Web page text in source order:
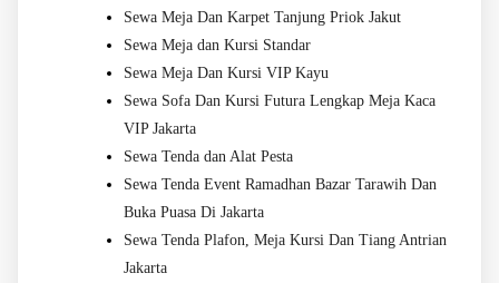
Sewa Meja Dan Karpet Tanjung Priok Jakut
Sewa Meja dan Kursi Standar
Sewa Meja Dan Kursi VIP Kayu
Sewa Sofa Dan Kursi Futura Lengkap Meja Kaca
VIP Jakarta
Sewa Tenda dan Alat Pesta
Sewa Tenda Event Ramadhan Bazar Tarawih Dan
Buka Puasa Di Jakarta
Sewa Tenda Plafon, Meja Kursi Dan Tiang Antrian
Jakarta